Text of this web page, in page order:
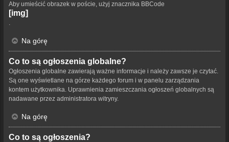
Aby umieścić obrazek w poście, użyj znacznika BBCode
[img]
Na górę
Co to są ogłoszenia globalne?
Ogłoszenia globalne zawierają ważne informacje i należy zawsze je czytać.
Są one wyświetlane na górze każdego forum i w panelu zarządzania
kontem użytkownika. Uprawnienia zamieszczania ogłoszeń globalnych są
nadawane przez administratora witryny.
Na górę
Co to są ogłoszenia?